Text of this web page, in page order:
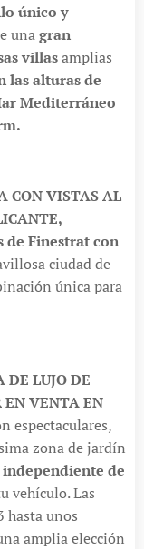
único y
unagran
villasamplias
las alturas de
Mediterráneo
CON VISTAS AL
de Finestrat con
ciudad de
única para
DE LUJO DE
EN VENTA EN
espectaculares,
zona de jardín
de
vehículo. Las
hasta unos
amplia elección